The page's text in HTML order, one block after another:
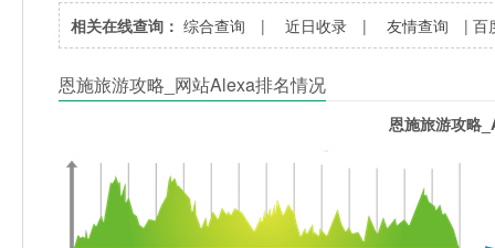
相关在线查询： 综合查询 |近日收录 |友情查询 |百
恩施旅游攻略_网站Alexa排名情况
恩施旅游攻略